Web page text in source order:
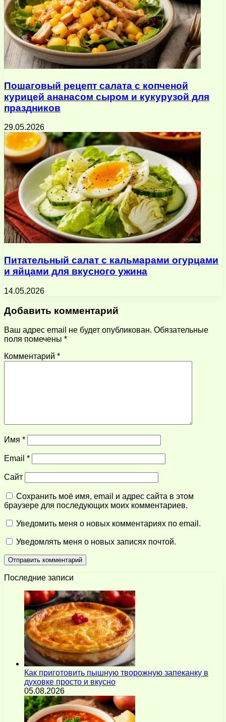
Пошаговый рецепт салата с копченой
курицей ананасом сыром и кукурузой для
праздников
29.05.2026
Питательный салат с кальмарами огурцами
и яйцами для вкусного ужина
14.05.2026
Добавить комментарий
Ваш адрес email не будет опубликован. Обязательные
поля помечены *
Комментарий *
Имя *
Email *
Сайт
Сохранить моё имя, email и адрес сайта в этом
браузере для последующих моих комментариев.
Уведомить меня о новых комментариях по email.
Уведомлять меня о новых записях почтой.
Последние записи
Как приготовить пышную творожную запеканку в
духовке просто и вкусно
05.08.2026